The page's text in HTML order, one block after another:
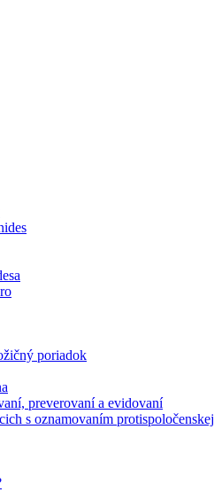
poriadok
preverovaní a evidovaní
s oznamovaním protispoločenskej